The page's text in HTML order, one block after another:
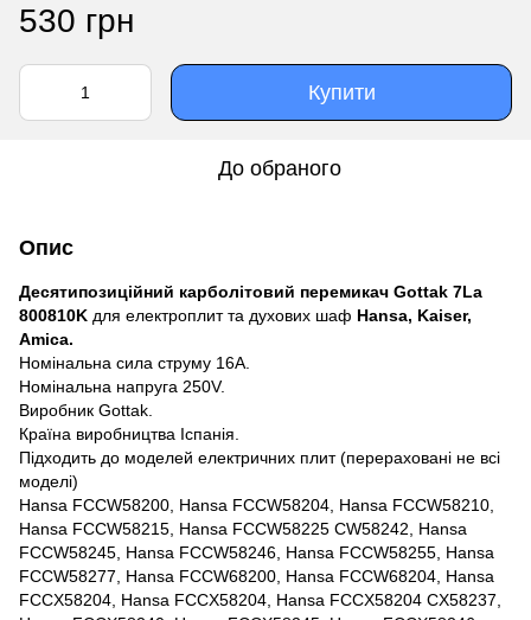
530 грн
Купити
До обраного
Опис
Десятипозиційний карболітовий перемикач Gottak 7La
800810K для електроплит та духових шаф Hansa, Kaiser,
Amica.
Номінальна сила струму 16A.
Номінальна напруга 250V.
Виробник Gottak.
Країна виробництва Іспанія.
Підходить до моделей електричних плит (перераховані не всі
моделі)
Hansa FCCW58200, Hansa FCCW58204, Hansa FCCW58210,
Hansa FCCW58215, Hansa FCCW58225 CW58242, Hansa
FCCW58245, Hansa FCCW58246, Hansa FCCW58255, Hansa
FCCW58277, Hansa FCCW68200, Hansa FCCW68204, Hansa
FCCX58204, Hansa FCCX58204, Hansa FCCX58204 CX58237,